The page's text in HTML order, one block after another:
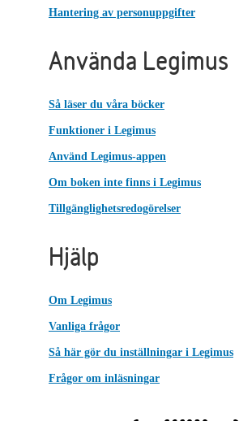
Hantering av personuppgifter
Använda Legimus
Så läser du våra böcker
Funktioner i Legimus
Använd Legimus-appen
Om boken inte finns i Legimus
Tillgänglighetsredogörelser
Hjälp
Om Legimus
Vanliga frågor
Så här gör du inställningar i Legimus
Frågor om inläsningar